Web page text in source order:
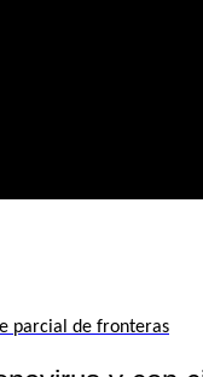
parcial de fronteras